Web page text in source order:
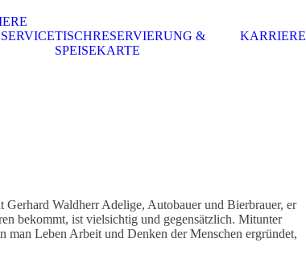
TISCHRESERVIERUNG &
SPEISEKARTE
KARRIERE
Waldherr Adelige, Autobauer und Bierbrauer, er
bekommt, ist vielsichtig und gegensätzlich. Mitunter
Leben Arbeit und Denken der Menschen ergründet,